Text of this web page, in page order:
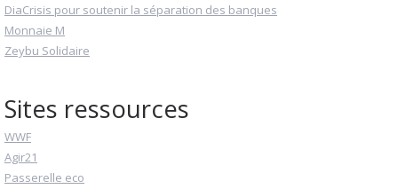
DiaCrisis pour soutenir la séparation des banques
Monnaie M
Zeybu Solidaire
Sites ressources
WWF
Agir21
Passerelle eco